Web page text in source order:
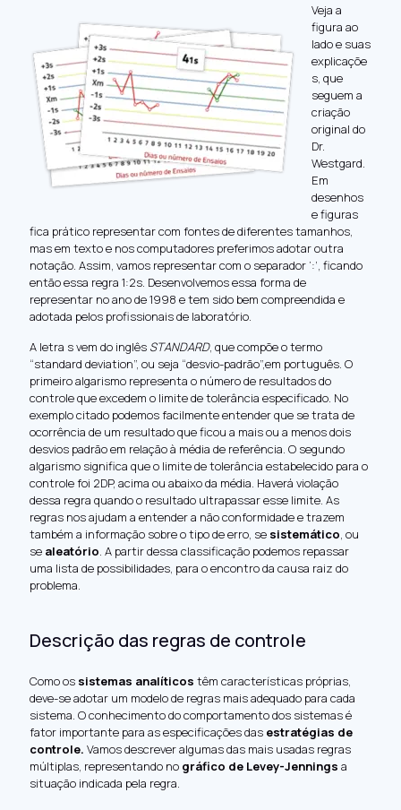
Veja a
figura ao
lado e suas
explicaçõe
s, que
seguem a
criação
original do
Dr.
Westgard.
Em
desenhos
e figuras
fica prático representar com fontes de diferentes tamanhos,
mas em texto e nos computadores preferimos adotar outra
notação. Assim, vamos representar com o separador ‘:’, ficando
então essa regra 1:2s. Desenvolvemos essa forma de
representar no ano de 1998 e tem sido bem compreendida e
adotada pelos profissionais de laboratório.
A letra s vem do inglês STANDARD, que compõe o termo
“standard deviation”, ou seja “desvio-padrão”,em português. O
primeiro algarismo representa o número de resultados do
controle que excedem o limite de tolerância especificado. No
exemplo citado podemos facilmente entender que se trata de
ocorrência de um resultado que ficou a mais ou a menos dois
desvios padrão em relação à média de referência. O segundo
algarismo significa que o limite de tolerância estabelecido para o
controle foi 2DP, acima ou abaixo da média. Haverá violação
dessa regra quando o resultado ultrapassar esse limite. As
regras nos ajudam a entender a não conformidade e trazem
também a informação sobre o tipo de erro, se sistemático, ou
se aleatório. A partir dessa classificação podemos repassar
uma lista de possibilidades, para o encontro da causa raiz do
problema.
Descrição das regras de controle
Como os sistemas analíticos têm características próprias,
deve-se adotar um modelo de regras mais adequado para cada
sistema. O conhecimento do comportamento dos sistemas é
fator importante para as especificações das estratégias de
controle. Vamos descrever algumas das mais usadas regras
múltiplas, representando no gráfico de Levey-Jennings a
situação indicada pela regra.